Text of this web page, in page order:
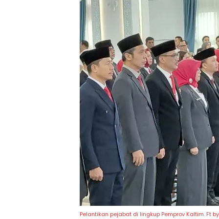
Pelantikan pejabat di lingkup Pemprov Kaltim. Ft